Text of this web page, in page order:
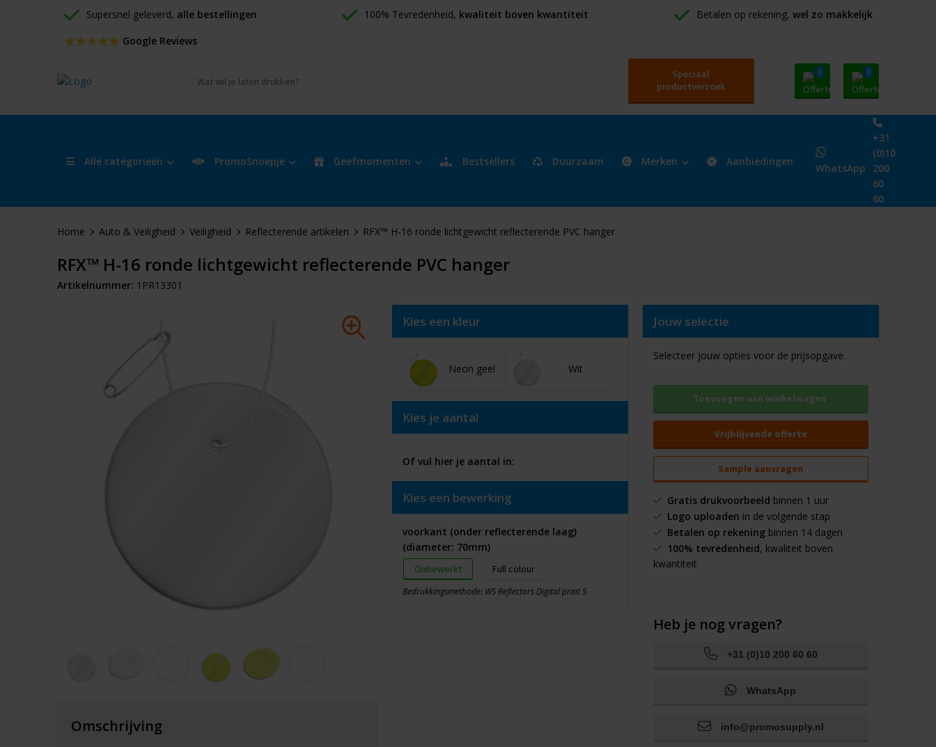
Supersnel geleverd, alle bestellingen 100% Tevredenheid, kwaliteit boven kwantiteit Betalen op rekening, wel zo makkelijk
Google Reviews
Speciaal
productverzoek
0 0
Alle categorieën PromoSnoepje Geefmomenten Bestsellers Duurzaam Merken Aanbiedingen
WhatsApp
+31
(0)10
200
60
60
Home Auto & Veiligheid Veiligheid Reflecterende artikelen RFX™ H-16 ronde lichtgewicht reflecterende PVC hanger
RFX™ H-16 ronde lichtgewicht reflecterende PVC hanger
Artikelnummer: 1PR13301
Omschrijving
Kies een kleur
Neon geel Wit
Kies je aantal
Of vul hier je aantal in:
Kies een bewerking
voorkant (onder reflecterende laag)
(diameter: 70mm)
Onbewerkt Full colour
Bedrukkingsmethode: WS Reflectors Digital print 5
Jouw selectie
Selecteer jouw opties voor de prijsopgave.
Toevoegen aan winkelwagen
Vrijblijvende offerte
Sample aanvragen
Gratis drukvoorbeeld binnen 1 uur
Logo uploaden in de volgende stap
Betalen op rekeningbinnen 14 dagen
100% tevredenheid, kwaliteit boven
kwantiteit
Heb je nog vragen?
+31 (0)10 200 60 60
WhatsApp
info@promosupply.nl